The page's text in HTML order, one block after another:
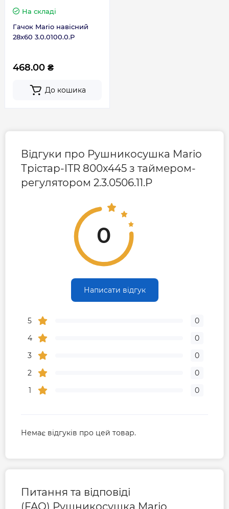
На складі
Гачок Mario навісний
28х60 3.0.0100.0.P
468.00 ₴
До кошика
Відгуки про Рушникосушка Mario
Трістар-ITR 800x445 з таймером-
регулятором 2.3.0506.11.P
0
Написати відгук
5
0
4
0
3
0
2
0
1
0
Немає відгуків про цей товар.
Питання та відповіді